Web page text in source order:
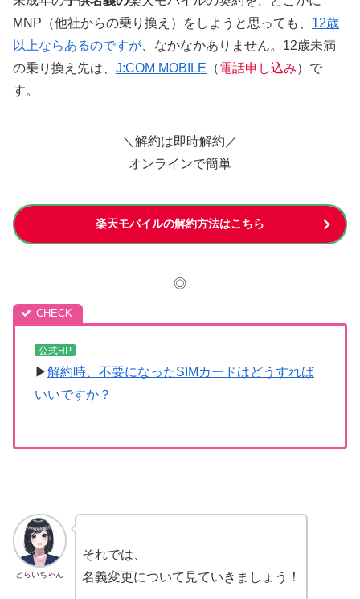
MNP（他社からの乗り換え）をしようと思っても、 12歳
以上ならあるのですが 、なかなかありません。12歳未満
の乗り換え先は、 J:COM MOBILE （電話申し込み）で
す。
＼解約は即時解約／
オンラインで簡単
楽天モバイルの解約方法はこちら
◎
公式HP
▶解約時、不要になったSIMカードはどうすれば
いいですか？
とらいちゃん
それでは、
名義変更について見ていきましょう！